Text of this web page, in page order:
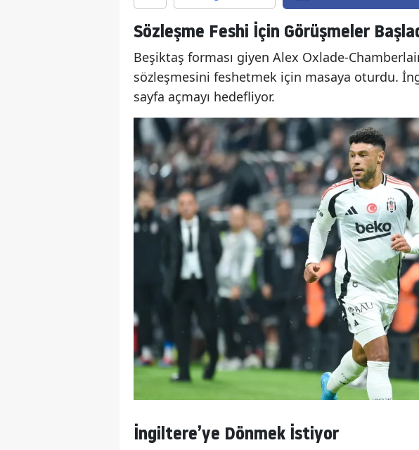
Sözleşme Feshi İçin Görüşmeler
Beşiktaş forması giyen Alex Oxlade-
sözleşmesini feshetmek için masaya oturdu.
sayfa açmayı hedefliyor.
İngiltere’ye Dönmek İstiyor